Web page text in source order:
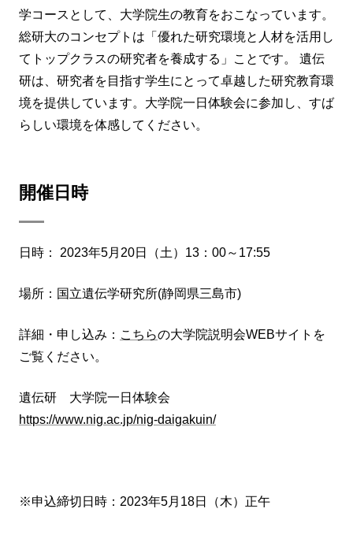
学コースとして、大学院生の教育をおこなっています。
総研大のコンセプトは「優れた研究環境と人材を活用し
てトップクラスの研究者を養成する」ことです。 遺伝
研は、研究者を目指す学生にとって卓越した研究教育環
境を提供しています。大学院一日体験会に参加し、すば
らしい環境を体感してください。
開催日時
日時： 2023年5月20日（土）13：00～17:55
場所：国立遺伝学研究所(静岡県三島市)
詳細・申し込み： こちらの大学院説明会WEBサイトを
ご覧ください。
遺伝研 大学院一日体験会
https://www.nig.ac.jp/nig-daigakuin/
※申込締切日時：2023年5月18日（木）正午